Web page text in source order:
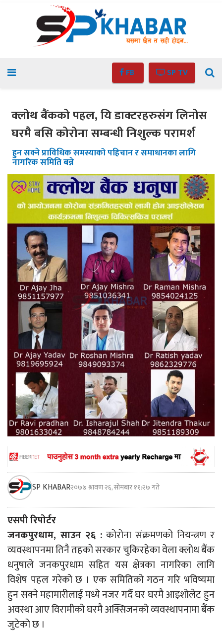
FB SP TV
क्लोथ बैंकको पहल, यि डाक्टरहरुसंग लिनोस
घरमै बसि कोरोना सम्बन्धी निशुल्क परामर्श
हुन सक्ने प्राविधिक समस्याको पहिचान र समाधानका लागि
नागरिक समिति बन्ने
SP KHABAR२०७७ श्रावण २६, सोमबार ११:२७ गते
एसपी रिपोर्टर
जनकपुरधाम, साउन २६ : कोरोना संक्रमणको नियन्त्रण र
व्यवस्थापनमा तिनै तहको सरकार चुकिरहेका वेला क्लोथ बैंक
धनुषाले जनकपुरधाम सहित यस क्षेत्रका नागरिका लागि
विशेष पहल गरेको छ । एक समितिको गठन गरि भविष्यमा
हुन सक्ने महामारीलाई मध्ये नजर गर्दै घर घरमै आइशोलेट हुन
अवस्था आए विरामीको घरमै अक्सिजनको व्यवस्थापनामा बैंक
जुटेको छ ।